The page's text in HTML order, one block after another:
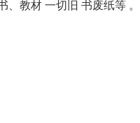
教材 一切旧 书废纸等 。